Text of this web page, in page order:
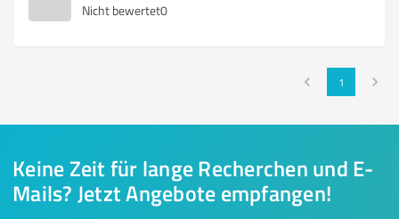
Nicht bewertet0
1
Keine Zeit für lange Recherchen und E-
Mails? Jetzt Angebote empfangen!